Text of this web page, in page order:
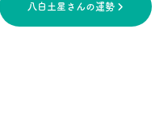
八白土星さんの運勢